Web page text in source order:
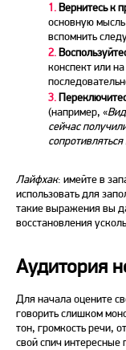
1. Вернитесь к
основную
вспомнить
2.
конспект или на
3.
(например, «
сейчас
Лайфхак: имейте в
использовать для
такие выражения вы
восстановления
Аудитория
Для начала оцените
говорить слишком
тон, громкость речи,
свой спич интересные